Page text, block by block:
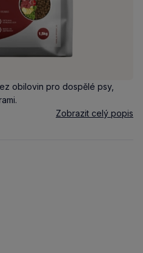
obilovin pro dospělé psy,
Zobrazit celý popis